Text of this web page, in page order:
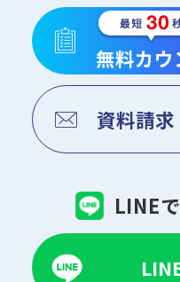
無料カ
資料請求
LINE